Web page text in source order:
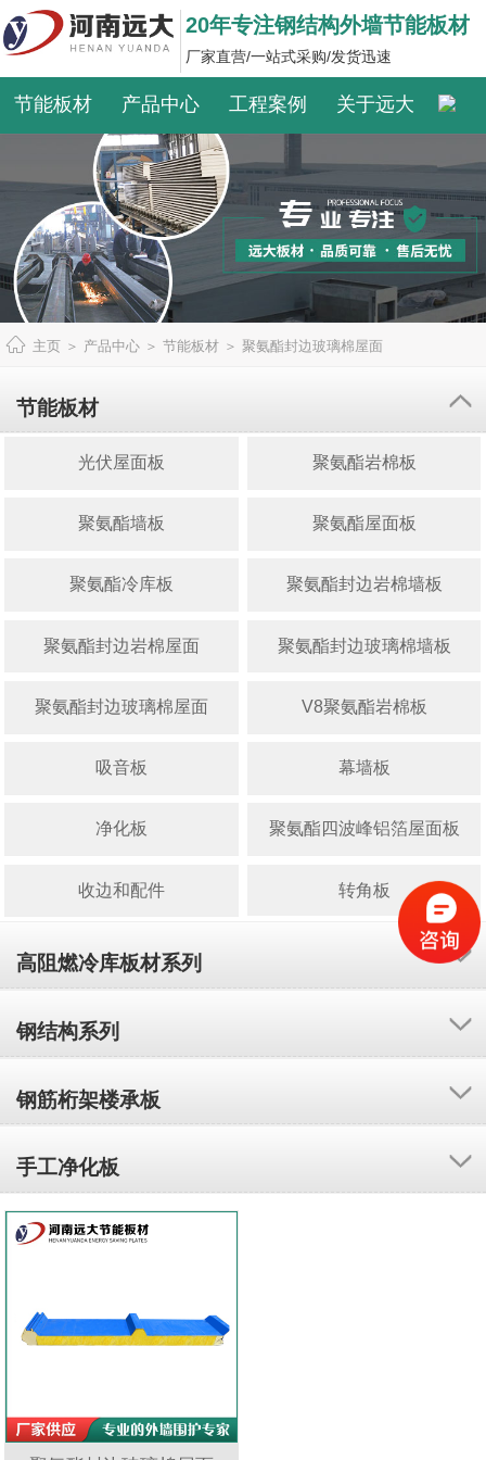
20年专注钢结构外墙节能板材
厂家直营/一站式采购/发货迅速
节能板材 产品中心 工程案例 关于远大
主页＞ 产品中心＞ 节能板材＞ 聚氨酯封边玻璃棉屋面
节能板材
光伏屋面板 聚氨酯岩棉板
聚氨酯墙板 聚氨酯屋面板
聚氨酯冷库板 聚氨酯封边岩棉墙板
聚氨酯封边岩棉屋面 聚氨酯封边玻璃棉墙板
聚氨酯封边玻璃棉屋面 V8聚氨酯岩棉板
吸音板 幕墙板
净化板 聚氨酯四波峰铝箔屋面板
收边和配件 转角板
高阻燃冷库板材系列
钢结构系列
钢筋桁架楼承板
手工净化板